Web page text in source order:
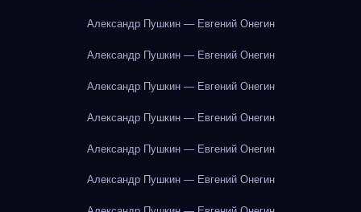
Александр Пушкин — Евгений Онегин
Александр Пушкин — Евгений Онегин
Александр Пушкин — Евгений Онегин
Александр Пушкин — Евгений Онегин
Александр Пушкин — Евгений Онегин
Александр Пушкин — Евгений Онегин